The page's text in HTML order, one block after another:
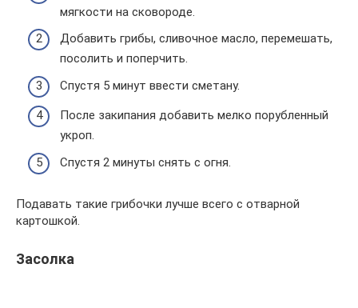
мягкости на сковороде.
Добавить грибы, сливочное масло, перемешать,
посолить и поперчить.
Спустя 5 минут ввести сметану.
После закипания добавить мелко порубленный
укроп.
Спустя 2 минуты снять с огня.
Подавать такие грибочки лучше всего с отварной
картошкой.
Засолка